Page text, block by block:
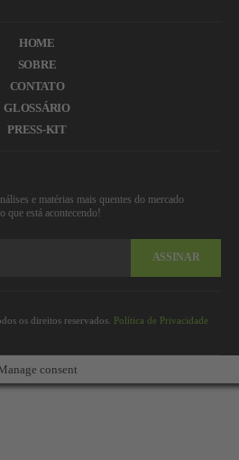
HOME
SOBRE
CONTATO
GLOSSÁRIO
PRESS-KIT
e matérias mais quentes do mercado
que está acontecendo!
ASSINAR
os direitos reservados. Política de Privacidade
consent